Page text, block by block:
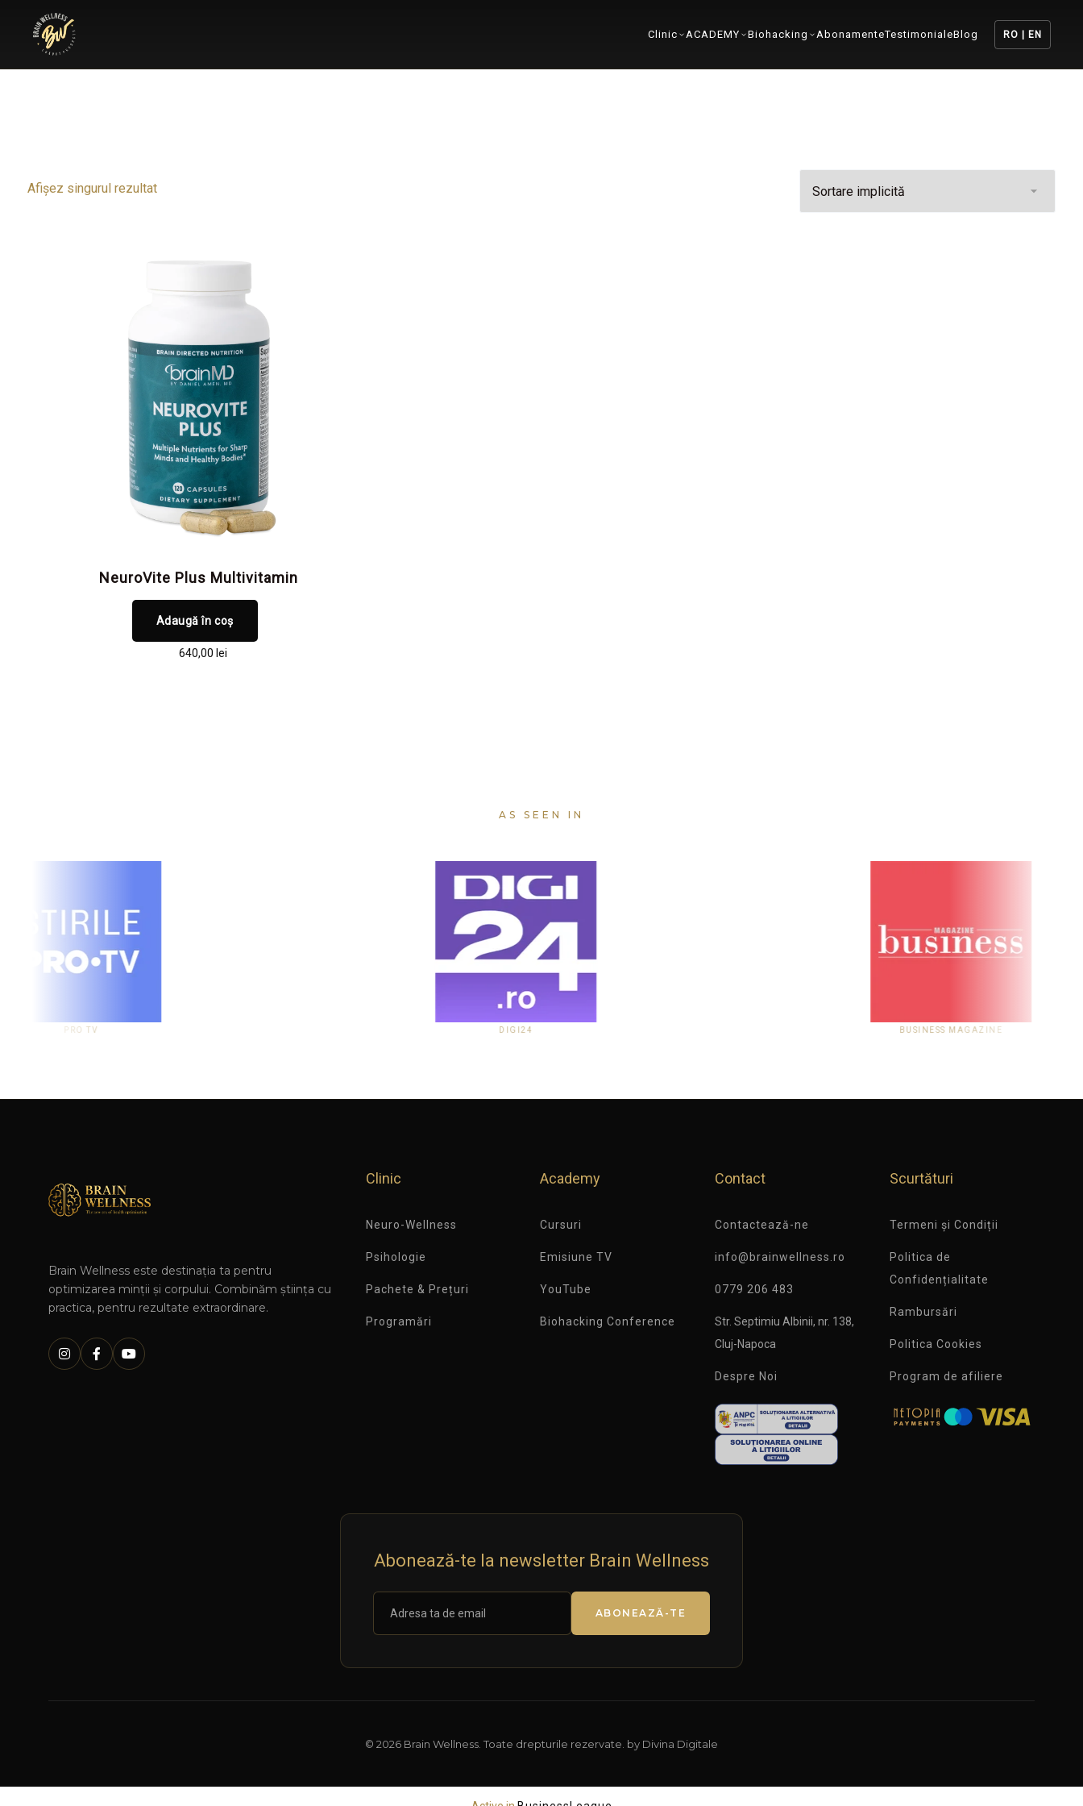
Clinic ACADEMY Biohacking AbonamenteTestimonialeBlog RO | EN
Afișez singurul rezultat
NeuroVite Plus Multivitamin
Adaugă în coș
640,00 lei
AS SEEN IN
BUSINESS MAGAZINE
Brain Wellness este destinația ta pentru
optimizarea minții și corpului. Combinăm știința cu
practica, pentru rezultate extraordinare.
Clinic
Neuro-Wellness
Psihologie
Pachete & Prețuri
Programări
Academy
Cursuri
Emisiune TV
YouTube
Biohacking Conference
Contact
Contactează-ne
info@brainwellness.ro
0779 206 483
Str. Septimiu Albinii, nr. 138,
Cluj-Napoca
Despre Noi
Scurtături
Termeni și Condiții
Politica de
Confidențialitate
Rambursări
Politica Cookies
Program de afiliere
Abonează-te la newsletter Brain Wellness
ABONEAZĂ-TE
© 2026 Brain Wellness. Toate drepturile rezervate. by Divina Digitale